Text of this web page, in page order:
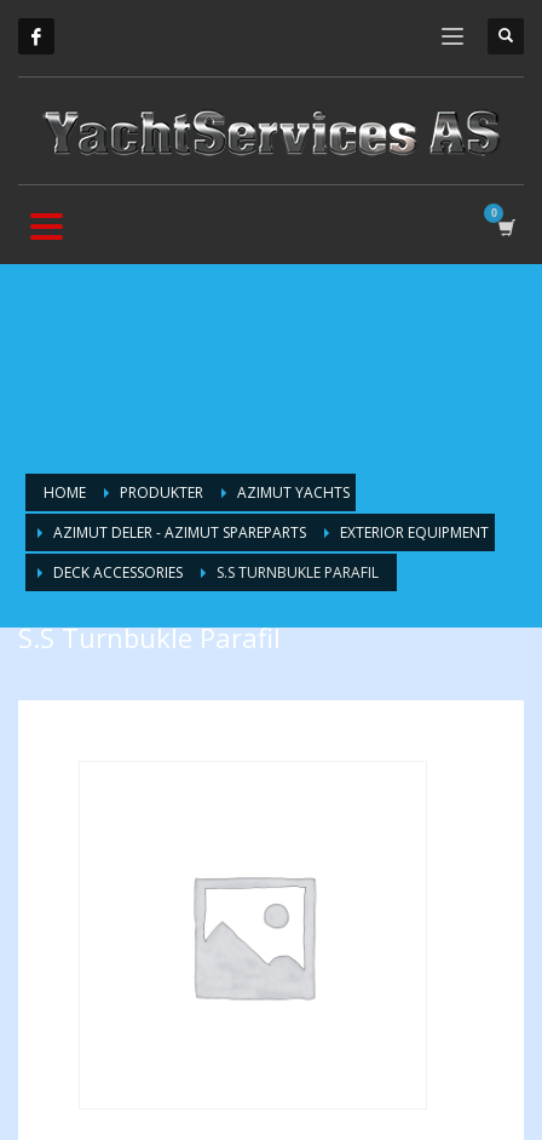
HOME PRODUKTER
AZIMUT YACHTS
AZIMUT DELER - AZIMUT SPAREPARTS
EXTERIOR EQUIPMENT
DECK ACCESSORIES
S.S TURNBUKLE PARAFIL
S.S Turnbukle Parafil